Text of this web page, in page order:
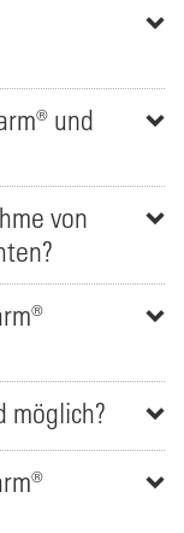
und
von
möglich?